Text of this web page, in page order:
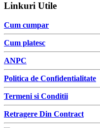
Linkuri Utile
Cum cumpar
Cum platesc
ANPC
Politica de Confidentialitate
Termeni si Conditii
Retragere Din Contract